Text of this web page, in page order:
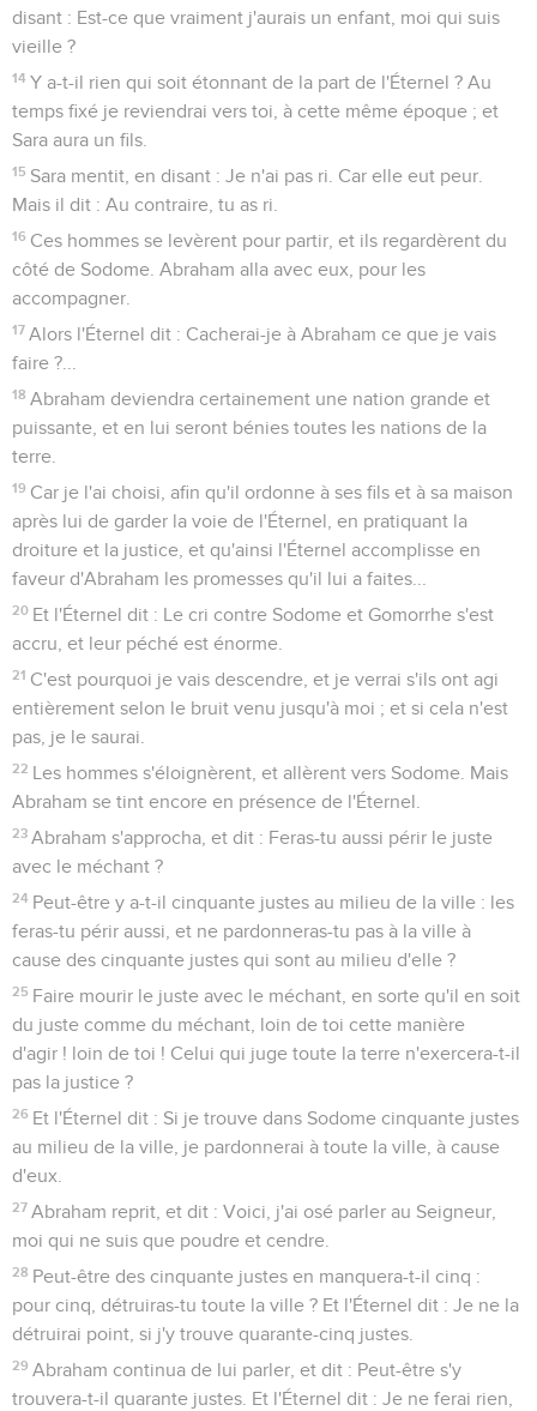
disant : Est-ce que vraiment j'aurais un enfant, moi qui suis
vieille ?
14 Y a-t-il rien qui soit étonnant de la part de l'Éternel ? Au
temps fixé je reviendrai vers toi, à cette même époque ; et
Sara aura un fils.
15 Sara mentit, en disant : Je n'ai pas ri. Car elle eut peur.
Mais il dit : Au contraire, tu as ri.
16 Ces hommes se levèrent pour partir, et ils regardèrent du
côté de Sodome. Abraham alla avec eux, pour les
accompagner.
17 Alors l'Éternel dit : Cacherai-je à Abraham ce que je vais
faire ?...
18 Abraham deviendra certainement une nation grande et
puissante, et en lui seront bénies toutes les nations de la
terre.
19 Car je l'ai choisi, afin qu'il ordonne à ses fils et à sa maison
après lui de garder la voie de l'Éternel, en pratiquant la
droiture et la justice, et qu'ainsi l'Éternel accomplisse en
faveur d'Abraham les promesses qu'il lui a faites...
20 Et l'Éternel dit : Le cri contre Sodome et Gomorrhe s'est
accru, et leur péché est énorme.
21 C'est pourquoi je vais descendre, et je verrai s'ils ont agi
entièrement selon le bruit venu jusqu'à moi ; et si cela n'est
pas, je le saurai.
22 Les hommes s'éloignèrent, et allèrent vers Sodome. Mais
Abraham se tint encore en présence de l'Éternel.
23 Abraham s'approcha, et dit : Feras-tu aussi périr le juste
avec le méchant ?
24 Peut-être y a-t-il cinquante justes au milieu de la ville : les
feras-tu périr aussi, et ne pardonneras-tu pas à la ville à
cause des cinquante justes qui sont au milieu d'elle ?
25 Faire mourir le juste avec le méchant, en sorte qu'il en soit
du juste comme du méchant, loin de toi cette manière
d'agir ! loin de toi ! Celui qui juge toute la terre n'exercera-t-il
pas la justice ?
26 Et l'Éternel dit : Si je trouve dans Sodome cinquante justes
au milieu de la ville, je pardonnerai à toute la ville, à cause
d'eux.
27 Abraham reprit, et dit : Voici, j'ai osé parler au Seigneur,
moi qui ne suis que poudre et cendre.
28 Peut-être des cinquante justes en manquera-t-il cinq :
pour cinq, détruiras-tu toute la ville ? Et l'Éternel dit : Je ne la
détruirai point, si j'y trouve quarante-cinq justes.
29 Abraham continua de lui parler, et dit : Peut-être s'y
trouvera-t-il quarante justes. Et l'Éternel dit : Je ne ferai rien,